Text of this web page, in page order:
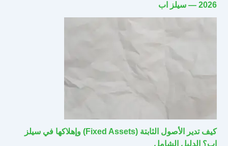
2026 — سيلز اب
كيف تدير الأصول الثابتة (Fixed Assets) وإهلاكها في سيلز
اب؟ الدليل الشامل